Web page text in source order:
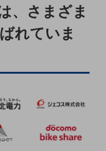
、さまざま
れていま